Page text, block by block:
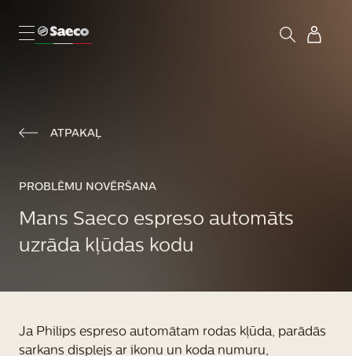
ATPAKAĻ
PROBLĒMU NOVĒRŠANA
Mans Saeco espreso automāts
uzrāda kļūdas kodu
Ja Philips espreso automātam rodas kļūda, parādās
sarkans displejs ar ikonu un koda numuru,